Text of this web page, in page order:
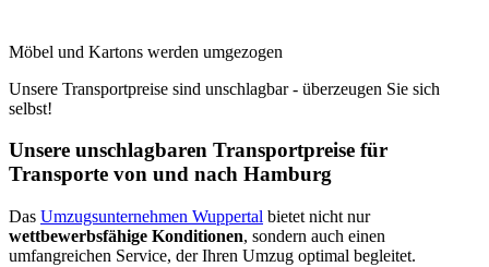
Möbel und Kartons werden umgezogen
Unsere Transportpreise sind unschlagbar - überzeugen Sie sich
selbst!
Unsere unschlagbaren Transportpreise für
Transporte von und nach Hamburg
Das Umzugsunternehmen Wuppertal bietet nicht nur
wettbewerbsfähige Konditionen, sondern auch einen
umfangreichen Service, der Ihren Umzug optimal begleitet.